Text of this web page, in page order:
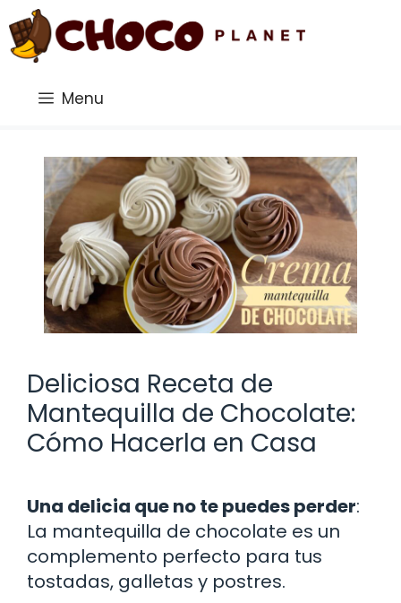
Saltar
al
contenido
Menu
Deliciosa Receta de
Mantequilla de Chocolate:
Cómo Hacerla en Casa
Una delicia que no te puedes perder:
La mantequilla de chocolate es un
complemento perfecto para tus
tostadas, galletas y postres.